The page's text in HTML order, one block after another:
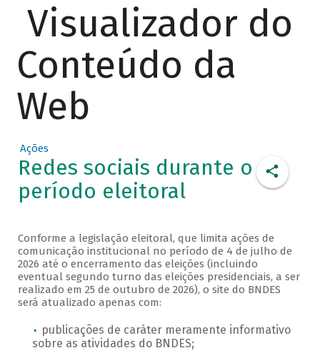
Visualizador do
Conteúdo da
Web
Ações
Redes sociais durante o
período eleitoral
Conforme a legislação eleitoral, que limita ações de
comunicação institucional no período de 4 de julho de
2026 até o encerramento das eleições (incluindo
eventual segundo turno das eleições presidenciais, a ser
realizado em 25 de outubro de 2026), o site do BNDES
será atualizado apenas com:
publicações de caráter meramente informativo
sobre as atividades do BNDES;